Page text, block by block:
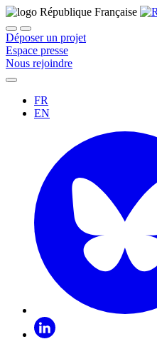
Déposer un projet
Espace presse
Nous rejoindre
FR
EN